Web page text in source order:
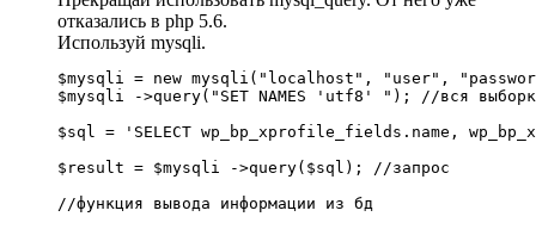
отказались в php 5.6.
Используй mysqli.
$mysqli = new mysqli("localhost", "user",
$mysqli ->query("SET NAMES 'utf8' "); //вся
$sql = 'SELECT wp_bp_xprofile_fields.name,
$result = $mysqli ->query($sql); //запрос
//функция вывода информации из бд